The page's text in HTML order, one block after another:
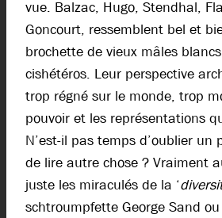
vue. Balzac, Hugo, Stendhal,
Goncourt, ressemblent bel et
brochette de vieux mâles
cishétéros. Leur perspective
trop régné sur le monde, trop
pouvoir et les représentations
N’est-il pas temps d’oublier un
de lire autre chose ? Vraiment
juste les miraculés de la ‘
schtroumpfette George Sand